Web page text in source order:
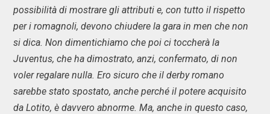
possibilità di mostrare gli attributi e, con tutto il rispetto
per i romagnoli, devono chiudere la gara in men che non
si dica. Non dimentichiamo che poi ci toccherà la
Juventus, che ha dimostrato, anzi, confermato, di non
voler regalare nulla. Ero sicuro che il derby romano
sarebbe stato spostato, anche perché il potere acquisito
da Lotito, è davvero abnorme. Ma, anche in questo caso,